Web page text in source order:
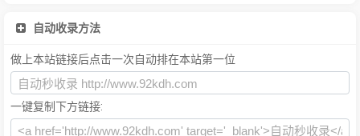
自动收录方法
做上本站链接后点击一次自动排在本站第一位
一键复制下方链接: